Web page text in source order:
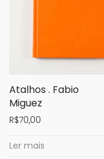
Atalhos . Fabio
Miguez
R$70,00
Ler mais